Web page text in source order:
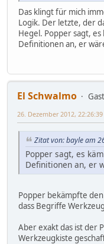
Das klingt für mich
Logik. Der letzte, der
Hegel. Popper sagt,
Definitionen an, er
El Schwalmo
Gast
26. Dezember 2012, 22:26:39
Zitat von: bayle am
Popper sagt, es
Definitionen an, er
Popper bekämpfte
dass Begriffe
Aber exakt das ist der
Werkzeugkiste